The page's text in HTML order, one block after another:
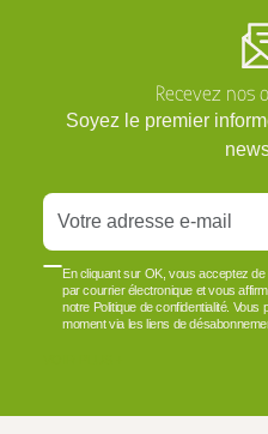
Recevez nos
Soyez le premier
En cliquant sur OK, vous acceptez
par courrier électronique et vous
notre Politique de confidentialité.
moment via les liens de